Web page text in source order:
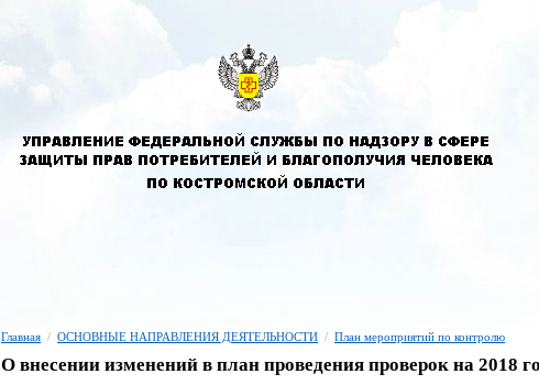
Главная / ОСНОВНЫЕ НАПРАВЛЕНИЯ ДЕЯТЕЛЬНОСТИ / План мероприятий по контролю
О внесении изменений в план проведения проверок на 2018